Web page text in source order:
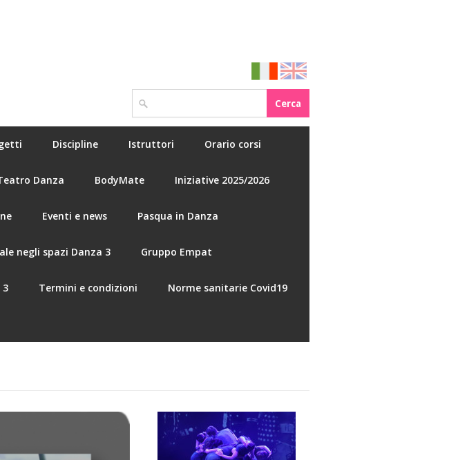
Discipline Istruttori Orario corsi
Danza BodyMate Iniziative 2025/2026
Eventi e news Pasqua in Danza
negli spazi Danza 3 Gruppo Empat
3 Termini e condizioni Norme sanitarie Covid19